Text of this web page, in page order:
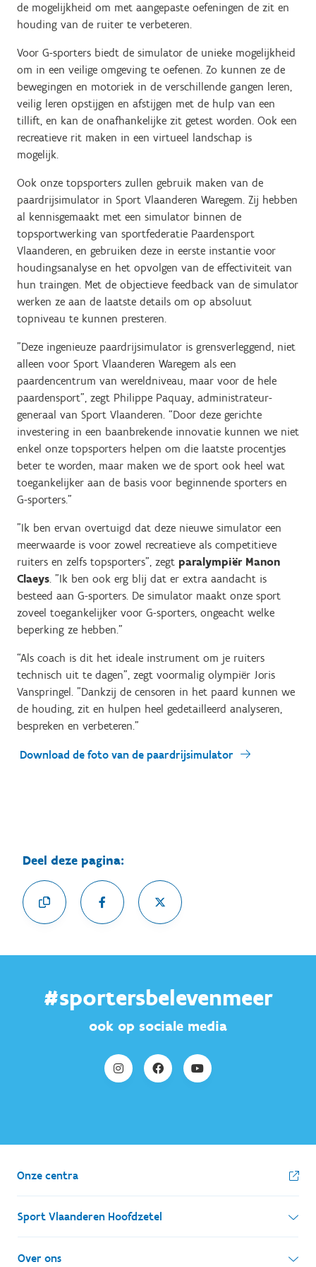
de mogelijkheid om met aangepaste oefeningen de zit en
houding van de ruiter te verbeteren.
Voor G-sporters biedt de simulator de unieke mogelijkheid
om in een veilige omgeving te oefenen. Zo kunnen ze de
bewegingen en motoriek in de verschillende gangen leren,
veilig leren opstijgen en afstijgen met de hulp van een
tillift, en kan de onafhankelijke zit getest worden. Ook een
recreatieve rit maken in een virtueel landschap is
mogelijk.
Ook onze topsporters zullen gebruik maken van de
paardrijsimulator in Sport Vlaanderen Waregem. Zij hebben
al kennisgemaakt met een simulator binnen de
topsportwerking van sportfederatie Paardensport
Vlaanderen, en gebruiken deze in eerste instantie voor
houdingsanalyse en het opvolgen van de effectiviteit van
hun traingen. Met de objectieve feedback van de simulator
werken ze aan de laatste details om op absoluut
topniveau te kunnen presteren.
"Deze ingenieuze paardrijsimulator is grensverleggend, niet
alleen voor Sport Vlaanderen Waregem als een
paardencentrum van wereldniveau, maar voor de hele
paardensport”, zegt Philippe Paquay, administrateur-
generaal van Sport Vlaanderen. “Door deze gerichte
investering in een baanbrekende innovatie kunnen we niet
enkel onze topsporters helpen om die laatste procentjes
beter te worden, maar maken we de sport ook heel wat
toegankelijker aan de basis voor beginnende sporters en
G-sporters.”
"Ik ben ervan overtuigd dat deze nieuwe simulator een
meerwaarde is voor zowel recreatieve als competitieve
ruiters en zelfs topsporters", zegt paralympiër Manon
Claeys. "Ik ben ook erg blij dat er extra aandacht is
besteed aan G-sporters. De simulator maakt onze sport
zoveel toegankelijker voor G-sporters, ongeacht welke
beperking ze hebben.”
“Als coach is dit het ideale instrument om je ruiters
technisch uit te dagen", zegt voormalig olympiër Joris
Vanspringel. "Dankzij de censoren in het paard kunnen we
de houding, zit en hulpen heel gedetailleerd analyseren,
bespreken en verbeteren.”
Download de foto van de paardrijsimulator
Deel deze pagina:
#sportersbelevenmeer
ook op sociale media
Onze centra
Sport Vlaanderen Hoofdzetel
Simon Bolivarlaan 17
Over ons